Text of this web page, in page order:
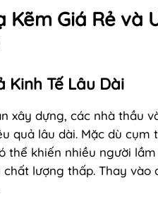
Kẽm Giá Rẻ và
Kinh Tế Lâu Dài
xây dựng, các nhà thầu
quả lâu dài. Mặc dù cụm
thể khiến nhiều người
lượng thấp. Thay vào